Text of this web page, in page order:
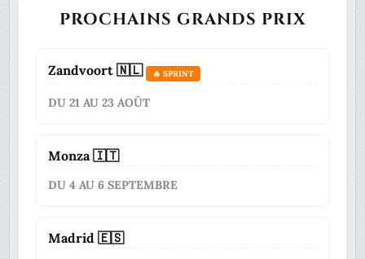
PROCHAINS GRANDS PRIX
Zandvoort 🇳🇱 🔥 SPRINT
DU 21 AU 23 AOÛT
Monza 🇮🇹
DU 4 AU 6 SEPTEMBRE
Madrid 🇪🇸